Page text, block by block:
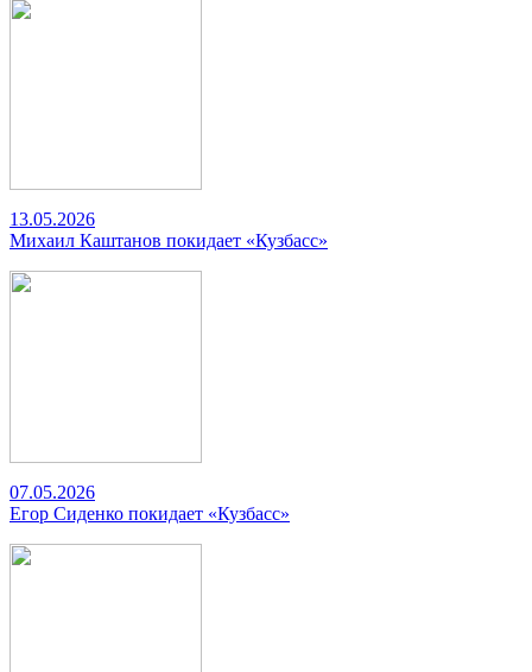
13.05.2026
Михаил Каштанов покидает «Кузбасс»
07.05.2026
Егор Сиденко покидает «Кузбасс»